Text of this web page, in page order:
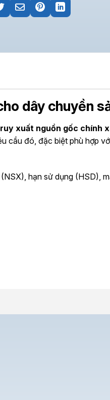
dây chuyền
xuất nguồn gốc chính
đó, đặc biệt phù hợp
hạn sử dụng (HSD),